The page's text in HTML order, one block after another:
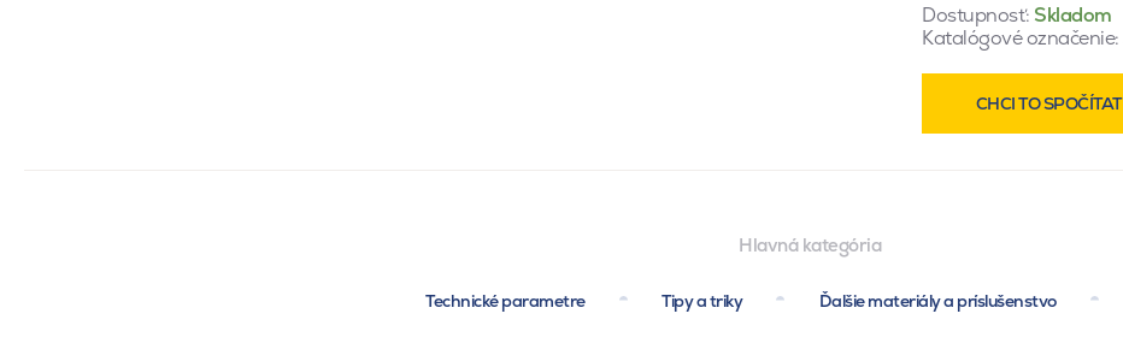
Dostupnosť: Skladom
Katalógové označenie:
CHCI TO SPOČÍTAT
Hlavná kategória
Technické parametre Tipy a triky Ďalšie materiály a príslušenstvo